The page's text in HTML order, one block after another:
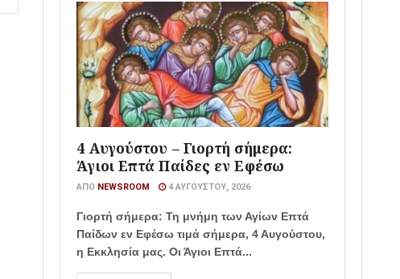
4 Αυγούστου – Γιορτή σήμερα:
Άγιοι Επτά Παίδες εν Εφέσω
ΑΠΌ NEWSROOM 4 ΑΥΓΟΎΣΤΟΥ, 2026
Γιορτή σήμερα: Τη μνήμη των Αγίων Επτά
Παίδων εν Εφέσω τιμά σήμερα, 4 Αυγούστου,
η Εκκλησία μας. Οι Άγιοι Επτά...